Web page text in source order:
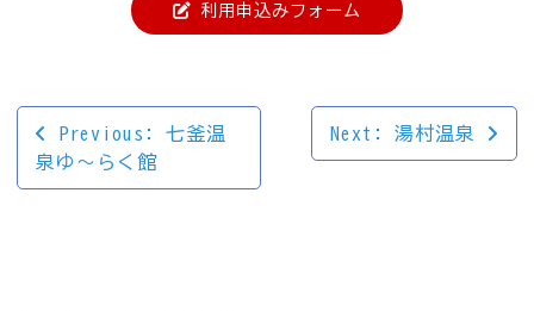
利用申込みフォーム
Previous:
七釜温
泉ゆ～らく館
Next: 湯村温泉